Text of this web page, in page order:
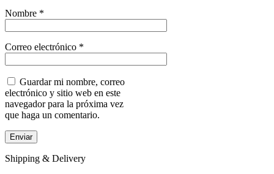
Nombre *
Correo electrónico *
Guardar mi nombre, correo
electrónico y sitio web en este
navegador para la próxima vez
que haga un comentario.
Shipping & Delivery